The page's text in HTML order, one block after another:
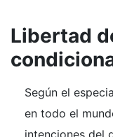
Libertad
Según el
en todo el
intenciones del